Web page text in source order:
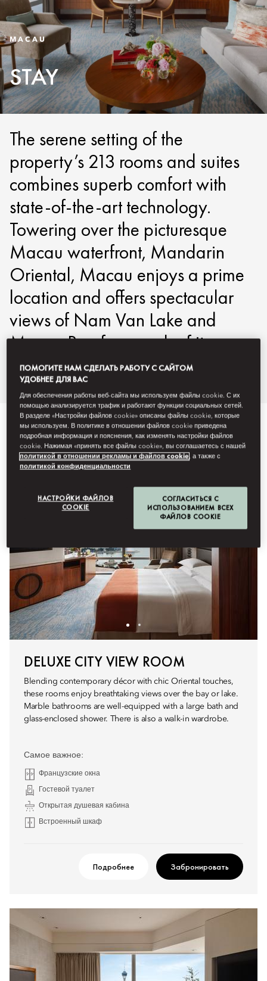
MACAU
STAY
The serene setting of the
property’s 213 rooms and suites
combines superb comfort with
state-of-the-art technology.
Towering over the picturesque
Macau waterfront, Mandarin
Oriental, Macau enjoys a prime
location and offers spectacular
views of Nam Van Lake and
Macau Bay from each of its
guestrooms.
Смотреть все Номера Люксы Номера для людей с
DELUXE CITY VIEW ROOM
Blending contemporary décor with chic Oriental touches,
these rooms enjoy breathtaking views over the bay or lake.
Marble bathrooms are well-equipped with a large bath and
glass-enclosed shower. There is also a walk-in wardrobe.
Самое важное:
Французские окна
Гостевой туалет
Открытая душевая кабина
Встроенный шкаф
Подробнее Забронировать
ПОМОГИТЕ НАМ СДЕЛАТЬ РАБОТУ С САЙТОМ
УДОБНЕЕ ДЛЯ ВАС
Для обеспечения работы веб-сайта мы используем файлы cookie. С их
помощью анализируется трафик и работают функции социальных сетей.
В разделе «Настройки файлов cookie» описаны файлы cookie, которые
мы используем. В политике в отношении файлов cookie приведена
подробная информация и пояснения, как изменять настройки файлов
cookie. Нажимая «принять все файлы cookie», вы соглашаетесь с нашей
политикой в отношении рекламы и файлов cookie, а также с
политикой конфиденциальности
НАСТРОЙКИ ФАЙЛОВ
COOKIE
СОГЛАСИТЬСЯ С
ИСПОЛЬЗОВАНИЕМ ВСЕХ
ФАЙЛОВ COOKIE